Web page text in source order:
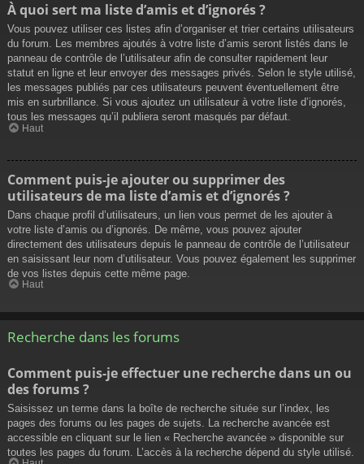
À quoi sert ma liste d’amis et d’ignorés ?
Vous pouvez utiliser ces listes afin d’organiser et trier certains utilisateurs
du forum. Les membres ajoutés à votre liste d’amis seront listés dans le
panneau de contrôle de l’utilisateur afin de consulter rapidement leur
statut en ligne et leur envoyer des messages privés. Selon le style utilisé,
les messages publiés par ces utilisateurs peuvent éventuellement être
mis en surbrillance. Si vous ajoutez un utilisateur à votre liste d’ignorés,
tous les messages qu’il publiera seront masqués par défaut.
Haut
Comment puis-je ajouter ou supprimer des
utilisateurs de ma liste d’amis et d’ignorés ?
Dans chaque profil d’utilisateurs, un lien vous permet de les ajouter à
votre liste d’amis ou d’ignorés. De même, vous pouvez ajouter
directement des utilisateurs depuis le panneau de contrôle de l’utilisateur
en saisissant leur nom d’utilisateur. Vous pouvez également les supprimer
de vos listes depuis cette même page.
Haut
Recherche dans les forums
Comment puis-je effectuer une recherche dans un ou
des forums ?
Saisissez un terme dans la boîte de recherche située sur l’index, les
pages des forums ou les pages de sujets. La recherche avancée est
accessible en cliquant sur le lien « Recherche avancée » disponible sur
toutes les pages du forum. L’accès à la recherche dépend du style utilisé.